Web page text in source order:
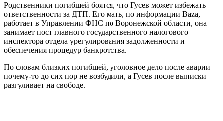
Родственники погибшей боятся, что Гусев может избежать
ответственности за ДТП. Его мать, по информации Baza,
работает в Управлении ФНС по Воронежской области, она
занимает пост главного государственного налогового
инспектора отдела урегулирования задолженности и
обеспечения процедур банкротства.
По словам близких погибшей, уголовное дело после аварии
почему-то до сих пор не возбудили, а Гусев после выписки
разгуливает на свободе.